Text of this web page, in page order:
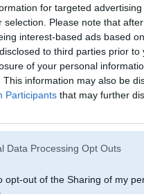
for targeted
selection. Please note that
interest-based ads based
to third parties prior
of your personal
This information may also be
Participants that may further
Data Processing Opt Outs
opt-out of the Sharing of my
21. Feb 2026, 18:36
Kur online varēs redzēt to